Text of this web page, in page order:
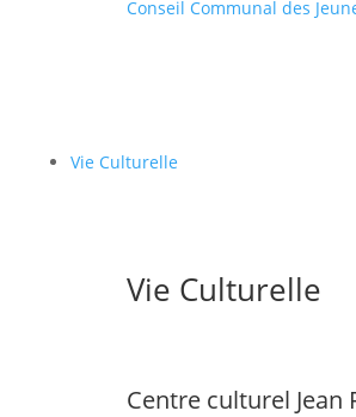
Conseil Communal des
Vie Culturelle
Vie Culturelle
Centre culturel Jean